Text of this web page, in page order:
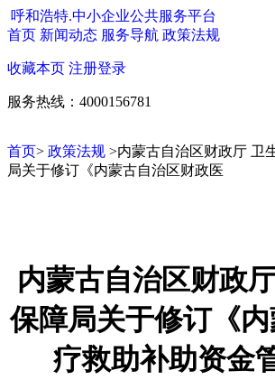
呼和浩特.中小企业公共服务平台
首页 新闻动态 服务导航 政策法规
收藏本页 注册登录
服务热线：4000156781
首页> 政策法规 >内蒙古自治区财政厅 卫
局关于修订《内蒙古自治区财政医
内蒙古自治区财政
保障局关于修订《
疗救助​补助资金